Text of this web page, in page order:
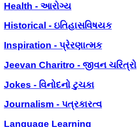
Health - આરોગ્ય
Historical - ઇતિહાસવિષયક
Inspiration - પ્રેરણાત્મક
Jeevan Charitro - જીવન ચરિત્રો
Jokes - વિનોદનો ટુચકા
Journalism - પત્રકારત્વ
Language Learning